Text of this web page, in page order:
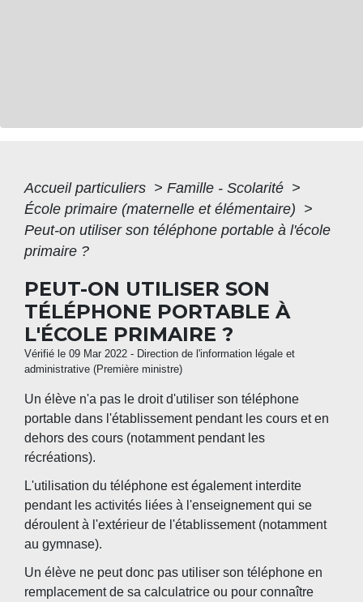
Accueil particuliers > Famille - Scolarité >
École primaire (maternelle et élémentaire) >
Peut-on utiliser son téléphone portable à l'école
primaire ?
PEUT-ON UTILISER SON
TÉLÉPHONE PORTABLE À
L'ÉCOLE PRIMAIRE ?
Vérifié le 09 Mar 2022 - Direction de l'information légale et
administrative (Première ministre)
Un élève n'a pas le droit d'utiliser son téléphone
portable dans l'établissement pendant les cours et en
dehors des cours (notamment pendant les
récréations).
L'utilisation du téléphone est également interdite
pendant les activités liées à l'enseignement qui se
déroulent à l'extérieur de l'établissement (notamment
au gymnase).
Un élève ne peut donc pas utiliser son téléphone en
remplacement de sa calculatrice ou pour connaître